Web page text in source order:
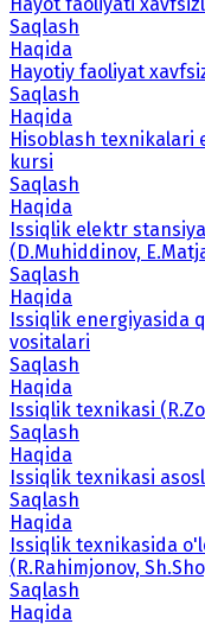
Saqlash
Haqida
Hayotiy faoliyat
Saqlash
Haqida
Hisoblash texnikalari
kursi
Saqlash
Haqida
Issiqlik elektr
(D.Muhiddinov,
Saqlash
Haqida
Issiqlik energiyasida
vositalari
Saqlash
Haqida
Issiqlik texnikasi
Saqlash
Haqida
Issiqlik texnikasi
Saqlash
Haqida
Issiqlik texnikasida
(R.Rahimjonov,
Saqlash
Haqida